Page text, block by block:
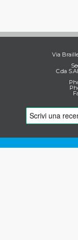
Via
C.da